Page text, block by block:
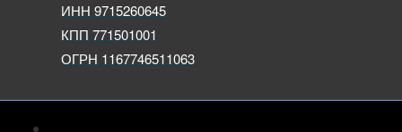
ИНН 9715260645
КПП 771501001
ОГРН 1167746511063